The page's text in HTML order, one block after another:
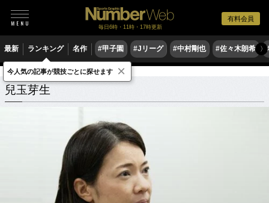
有料会員
毎日6時・11時・17時更新
最新 ランキング 名作 #甲子園 #Jリーグ #中村剛也 #佐々木朗希 〉
兒玉芽生 関連記事
兒玉芽生
今人気の記事が競技ごとに探せます ×